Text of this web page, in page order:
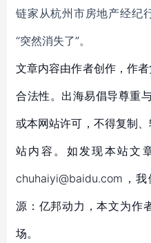
链家从杭州市房地产经纪
“突然消失了”。
文章内容由作者创作，作
合法性。出海易倡导尊重
或本网站许可，不得复制
站内容。如发现本站文
chuhaiyi@baidu.com，
源：亿邦动力，本文为作
场。